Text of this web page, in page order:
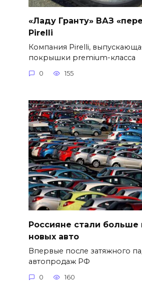
«Ладу Гранту» ВАЗ
Pirelli
Компания Pirelli,
покрышки premium-класса
0 155
Россияне стали больше
новых авто
Впервые после затяжного
автопродаж РФ
0 160